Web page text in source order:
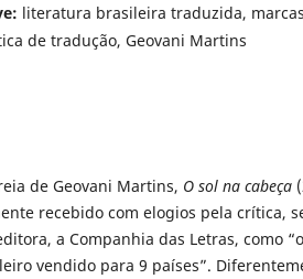
literatura brasileira traduzida,
de tradução, Geovani Martins
de Geovani Martins, O sol na cabeça
recebido com elogios pela crítica,
a Companhia das Letras, como
vendido para 9 países”.